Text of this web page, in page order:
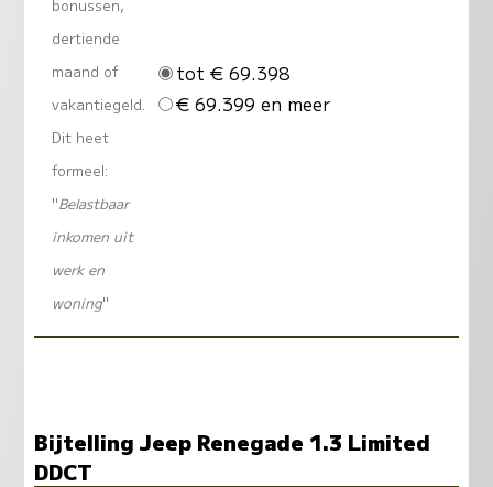
bonussen,
dertiende
maand of
vakantiegeld.
Dit heet
formeel:
"Belastbaar
inkomen uit
werk en
woning"
tot € 69.398
€ 69.399 en meer
Bijtelling Jeep Renegade 1.3 Limited
DDCT